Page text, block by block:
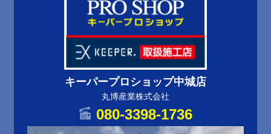
キーパープロショップ中城店
丸博産業株式会社
080-3398-1736